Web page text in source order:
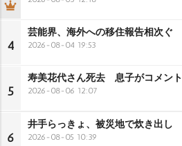
4
芸能界、海外への移住報告相次ぐ
2026-08-04 19:53
5
寿美花代さん死去 息子がコメント
2026-08-06 12:07
6
井手らっきょ、被災地で炊き出し
2026-08-05 10:39